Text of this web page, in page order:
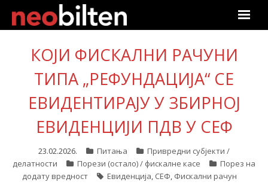
Почетна
Претрага
Актуелно
Подаци
Линкови
КОЈИ ФИСКАЛНИ РАЧУНИ
ТИПА „РЕФУНДАЦИЈА“ СЕ
ЕВИДЕНТИРАЈУ У ЗБИРНОЈ
ЕВИДЕНЦИЈИ ПДВ У СЕФ
23.02.2026. Питања
Привредни субјекти /
делатности
Порези (остало) / фискалне касе
Порез на
додату вредност
Евиденција, СЕФ, Фискални рачун